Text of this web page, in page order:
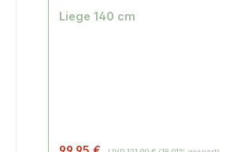
Liege 140 cm